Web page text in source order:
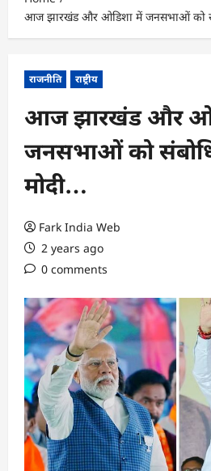
आज झारखंड और ओडिशा में जनसभाओं को
राजनीति राष्ट्रीय
आज झारखंड और
जनसभाओं को
मोदी…
Fark India Web
2 years ago
0 comments